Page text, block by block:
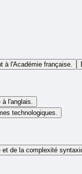
à l'Académie française.
à l'anglais.
technologiques.
et de la complexité